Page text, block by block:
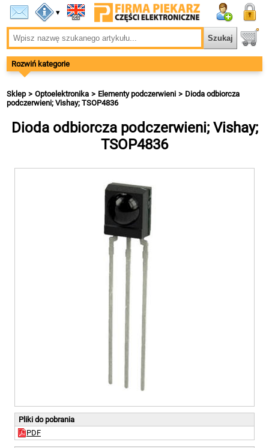
▾
Rozwiń kategorie
Sklep Optoelektronika Elementy podczerwieni
Dioda odbiorcza
podczerwieni; Vishay; TSOP4836
Dioda odbiorcza podczerwieni; Vishay;
TSOP4836
Pliki do pobrania
PDF